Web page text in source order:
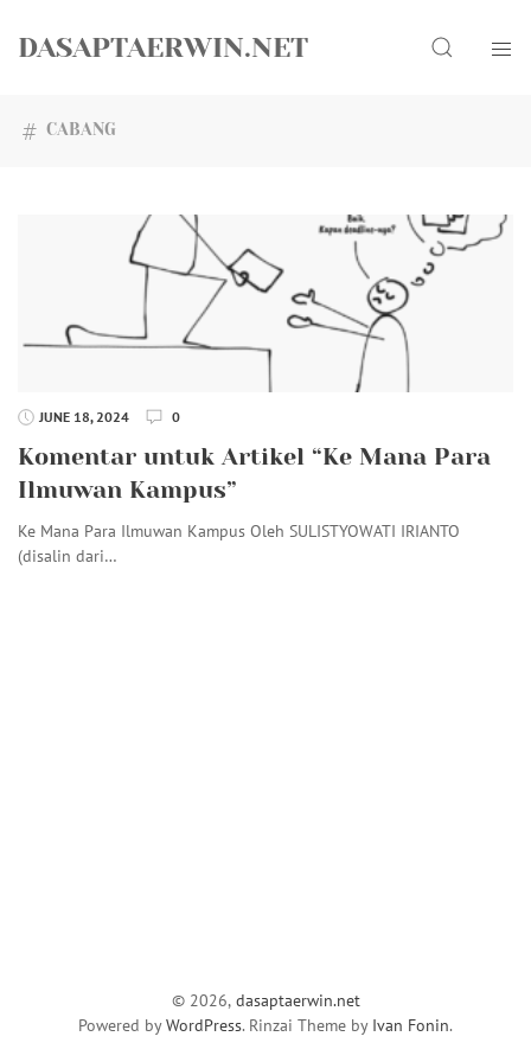
DASAPTAERWIN.NET Search
CABANG
JUNE 18, 2024 0
Komentar untuk Artikel “Ke Mana Para
Ilmuwan Kampus”
Ke Mana Para Ilmuwan Kampus Oleh SULISTYOWATI IRIANTO
(disalin dari…
© 2026, dasaptaerwin.net
Powered byWordPress. Rinzai Theme by Ivan Fonin.